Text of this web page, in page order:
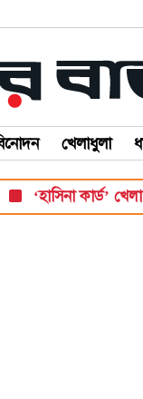
খেলাধুলা
কার্ড’ খেলা বন্ধ